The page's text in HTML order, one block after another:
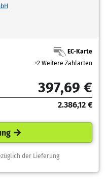
EC-Karte
+2 Weitere Zahlarten
397,69 €
2.386,12 €
der Lieferung